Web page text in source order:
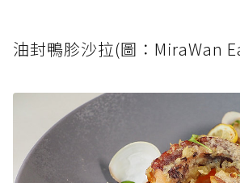
油封鴨胗沙拉(圖：MiraWan